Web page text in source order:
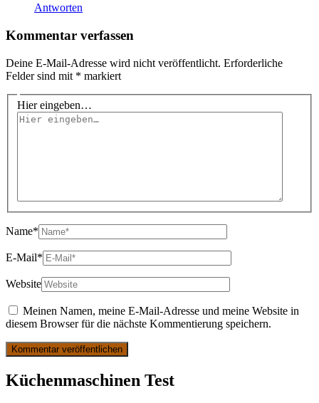
Antworten
Kommentar verfassen
Deine E-Mail-Adresse wird nicht veröffentlicht. Erforderliche
Felder sind mit * markiert
Hier eingeben…
Name*
E-Mail*
Website
Meinen Namen, meine E-Mail-Adresse und meine Website in
diesem Browser für die nächste Kommentierung speichern.
Küchenmaschinen Test